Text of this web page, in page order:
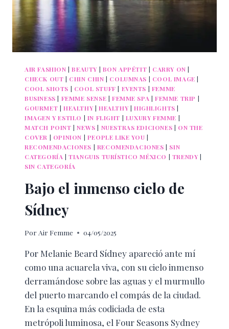
AIR FASHION |BEAUTY | BON APPÉTIT | CARRY ON |
CHECK OUT | CHIN CHIN | COLUMNAS | COOL IMAGE |
COOL SHOTS | COOL STUFF | EVENTS | FEMME
BUSINESS | FEMME SENSE | FEMME SPA |FEMME TRIP |
GOURMET | HEALTHY | HEALTHY | HIGHLIGHTS |
IMAGEN Y ESTILO | IN FLIGHT | LUXURY FEMME |
MATCH POINT |NEWS | NUESTRAS EDICIONES | ON THE
COVER | OPINION | PEOPLE LIKE YOU |
RECOMENDACIONES | RECOMENDACIONES | SIN
CATEGORÍA |TIANGUIS TURÍSTICO MÉXICO | TRENDY |
SIN CATEGORÍA
Bajo el inmenso cielo de
Sídney
Por Air Femme 04/05/2025
Por Melanie Beard Sídney apareció ante mí
como una acuarela viva, con su cielo inmenso
derramándose sobre las aguas y el murmullo
del puerto marcando el compás de la ciudad.
En la esquina más codiciada de esta
metrópoli luminosa, el Four Seasons Sydney